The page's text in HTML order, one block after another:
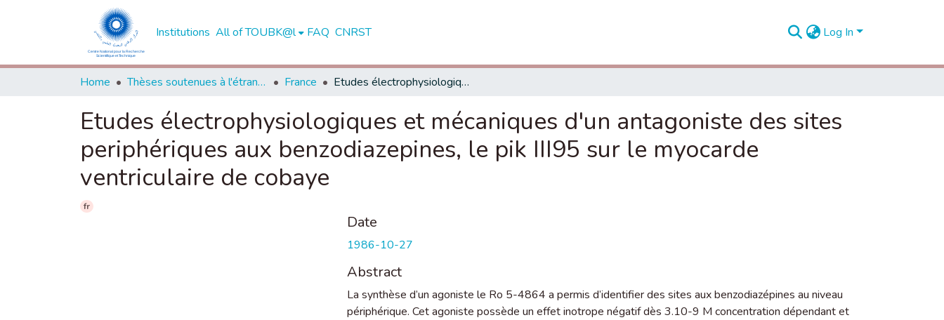
Institutions All of TOUBK@l FAQ CNRST Log In
Home Thèses soutenues à l'étranger France Etudes électrophysiologiques et mécaniques d'un antagoniste des sites periphériques aux benzodiazepines, le pik III95 sur le myocarde ventriculaire de cobaye
Etudes électrophysiologiques et mécaniques d'un antagoniste des sites
periphériques aux benzodiazepines, le pik III95 sur le myocarde
ventriculaire de cobaye
fr
Date
1986-10-27
Abstract
La synthèse d’un agoniste le Ro 5-4864 a permis d’identifier des sites aux benzodiazépines au niveau
périphérique. Cet agoniste possède un effet inotrope négatif dès 3.10-9 M concentration dépendant et